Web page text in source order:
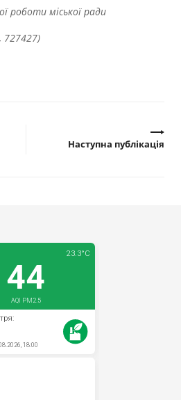
роботи міської ради
727427)
Наступна публікація